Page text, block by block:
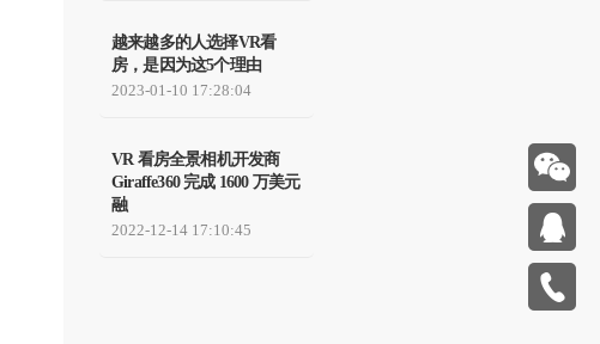
越来越多的人选择VR看
房，是因为这5个理由
2023-01-10 17:28:04
VR 看房全景相机开发商
Giraffe360 完成 1600 万美元
融
2022-12-14 17:10:45